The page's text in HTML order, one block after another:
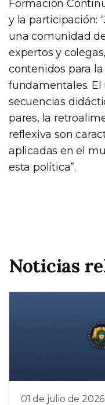
Formación
y la participación:
una comunidad
expertos y
contenidos para
fundamentales. El
secuencias
pares, la
reflexiva son
aplicadas en el
esta política”.
Noticias
01 de julio de 2026